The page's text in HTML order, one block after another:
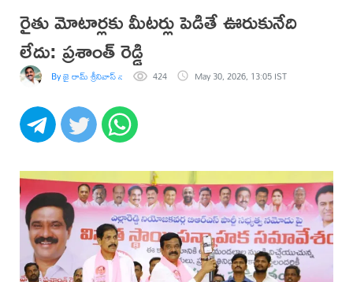
రైతు మోటార్లకు మీటర్లు పెడితే ఊరుకునేది
లేదు: ప్రశాంత్ రెడ్డి
By జై రామ్ శ్రీనివాస్ నాయక్ 424 May 30, 2026, 13:05 IST